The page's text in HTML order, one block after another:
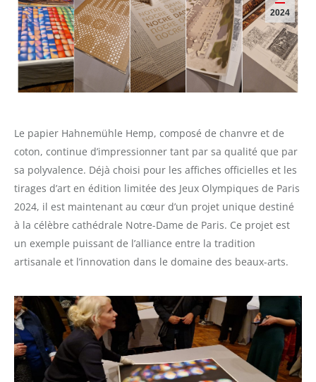
2024
Le papier Hahnemühle Hemp, composé de chanvre et de
coton, continue d’impressionner tant par sa qualité que par
sa polyvalence. Déjà choisi pour les affiches officielles et les
tirages d’art en édition limitée des Jeux Olympiques de Paris
2024, il est maintenant au cœur d’un projet unique destiné
à la célèbre cathédrale Notre-Dame de Paris. Ce projet est
un exemple puissant de l’alliance entre la tradition
artisanale et l’innovation dans le domaine des beaux-arts.